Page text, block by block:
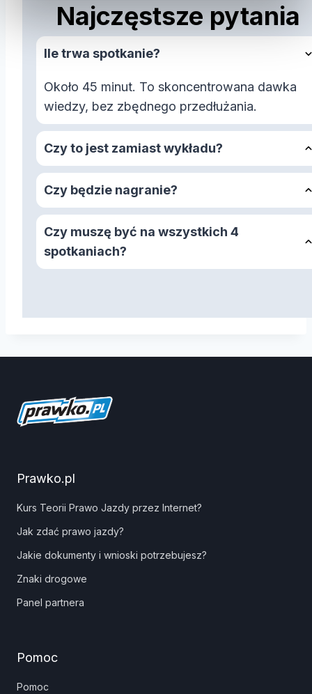
Najczęstsze pytania
Ile trwa spotkanie?
Około 45 minut. To skoncentrowana dawka
wiedzy, bez zbędnego przedłużania.
Czy to jest zamiast wykładu?
Czy będzie nagranie?
Czy muszę być na wszystkich 4
spotkaniach?
Prawko.pl
Kurs Teorii Prawo Jazdy przez Internet?
Jak zdać prawo jazdy?
Jakie dokumenty i wnioski potrzebujesz?
Znaki drogowe
Panel partnera
Pomoc
Pomoc